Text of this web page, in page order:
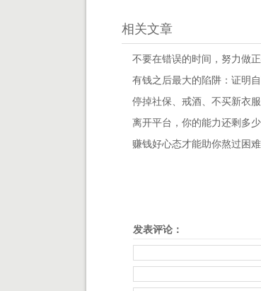
相关文章
不要在错误的时间，努力做
有钱之后最大的陷阱：证明
停掉社保、戒酒、不买新衣
离开平台，你的能力还剩多少
赚钱好心态才能助你熬过困
发表评论：